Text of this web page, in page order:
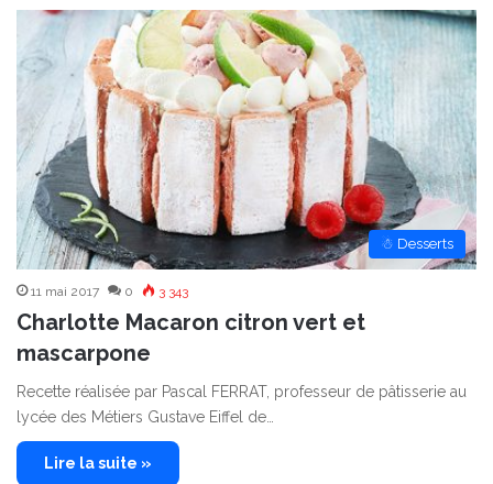
☃ Desserts
11 mai 2017 0 3 343
Charlotte Macaron citron vert et
mascarpone
Recette réalisée par Pascal FERRAT, professeur de pâtisserie au
lycée des Métiers Gustave Eiffel de…
Lire la suite »